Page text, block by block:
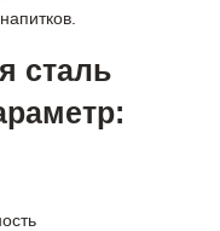
сталь